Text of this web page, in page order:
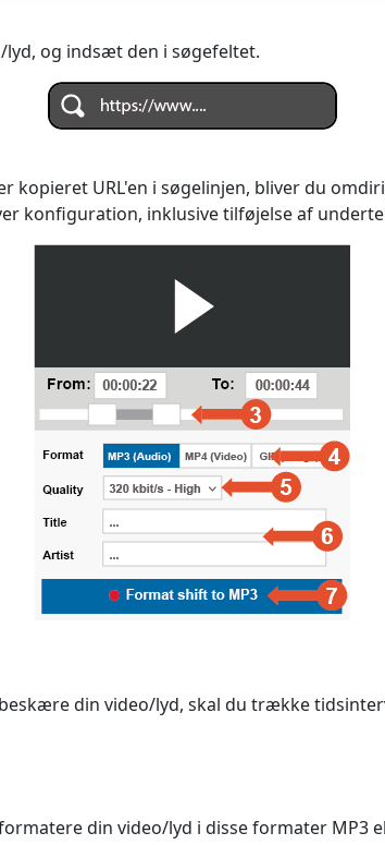
lyd, og indsæt den i søgefeltet.
kopieret URL'en i søgelinjen, bliver du
konfiguration, inklusive tilføjelse af
din video/lyd, skal du trække
din video/lyd i disse formater MP3